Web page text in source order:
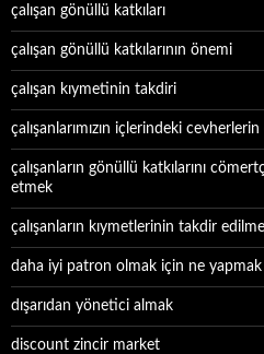
çalışan gönüllü katkıları
çalışan gönüllü katkılarının önemi
çalışan kıymetinin takdiri
çalışanlarımızın içlerindeki
çalışanların gönüllü katkılarını
etmek
çalışanların kıymetlerinin takdir
daha iyi patron olmak için ne yapmak
dışarıdan yönetici almak
discount zincir market